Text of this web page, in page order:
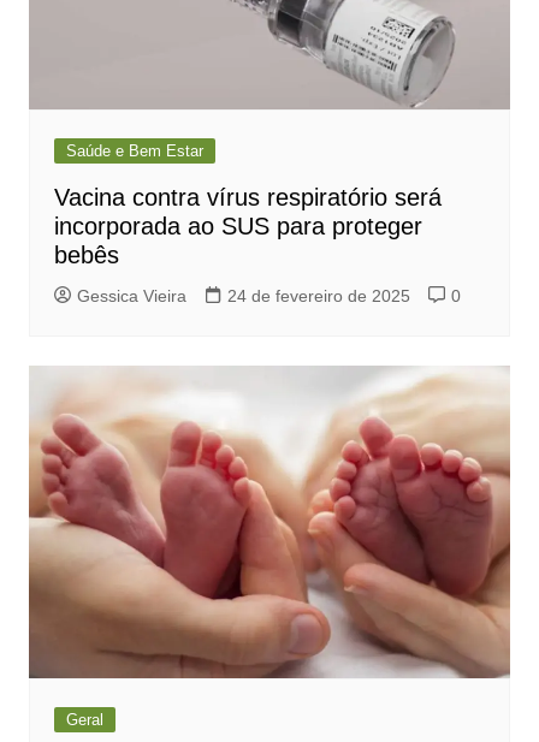
Saúde e Bem Estar
Vacina contra vírus respiratório será
incorporada ao SUS para proteger
bebês
Gessica Vieira 24 de fevereiro de 2025 0
Geral